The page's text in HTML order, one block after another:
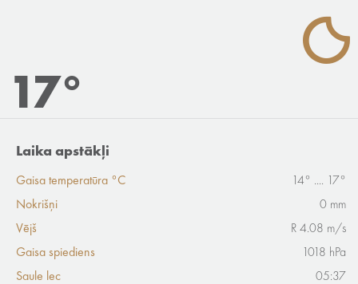
17°
Laika apstākļi
Gaisa temperatūra °C
14° .... 17°
Nokrišņi
0 mm
Vējš
R 4.08 m/s
Gaisa spiediens
1018 hPa
Saule lec
05:37